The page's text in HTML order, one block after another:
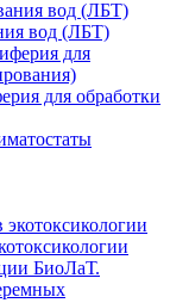
вод (ЛБТ)
для обработки
БиоЛаТ.